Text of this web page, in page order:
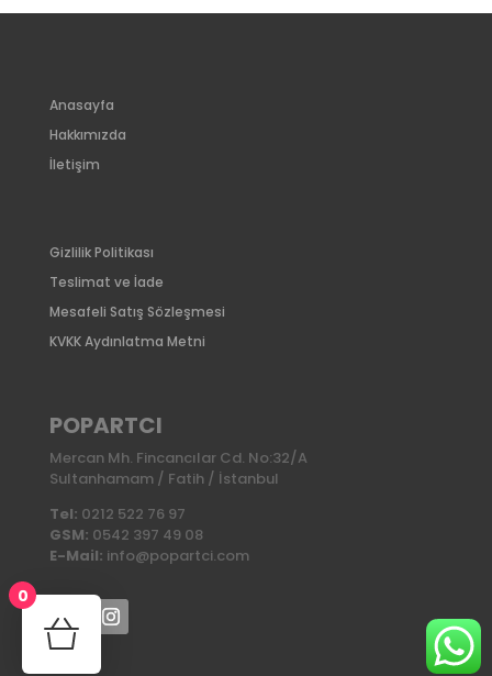
Anasayfa
Hakkımızda
İletişim
Gizlilik Politikası
Teslimat ve İade
Mesafeli Satış Sözleşmesi
KVKK Aydınlatma Metni
POPARTCI
Mercan Mh. Fincancılar Cd. No:32/A
Sultanhamam / Fatih / İstanbul
Tel: 0212 522 76 97
GSM: 0542 397 49 08
E-Mail: info@popartci.com
0